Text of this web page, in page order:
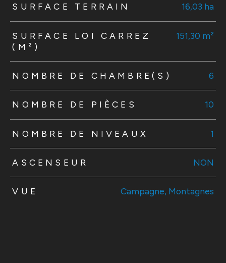
SURFACE TERRAIN 16,03 ha
SURFACE LOI CARREZ
(M²)
151,30 m²
NOMBRE DE CHAMBRE(S) 6
NOMBRE DE PIÈCES 10
NOMBRE DE NIVEAUX 1
ASCENSEUR NON
VUE Campagne, Montagnes